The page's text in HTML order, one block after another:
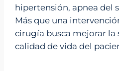
hipertensión, apnea del
Más que una
cirugía busca mejorar la
calidad de vida del